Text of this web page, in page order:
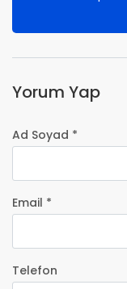
Yorum Yap
Ad Soyad *
Email *
Telefon